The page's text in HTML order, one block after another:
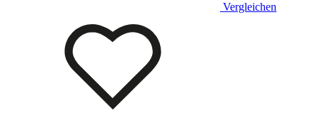
Vergleichen